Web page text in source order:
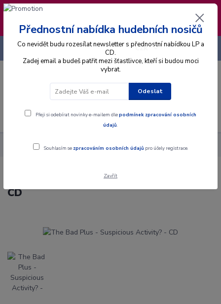
❣️ Od 4.8. do 13.8. čerpám dovolenou. Datum
expedice objednávek se posouvá na pátek
14.8.2026 🐋
Menu
CZK
+420 725 736 293
Alba CD The Bad Plus - Suspicious Activity? - CD
The Bad Plus - Suspicious Activity? -
CD
Přednostní nabídka hudebních nosičů
Co nevidět budu rozesílat newsletter s přednostní nabídkou LP a
CD.
Zadej email a budeš patřit mezi šťastlivce, kteří si budou moci
vybrat.
Odeslat
Přeji si odebírat novinky e-mailem dlepodmínek zpracování osobních
údajů.
Souhlasím se zpracováním osobních údajů pro účely registrace.
Zavřít